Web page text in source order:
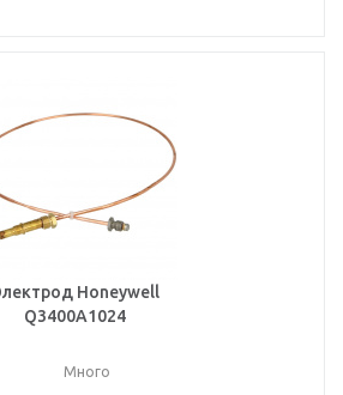
Honeywell
Q3400A1024
Много